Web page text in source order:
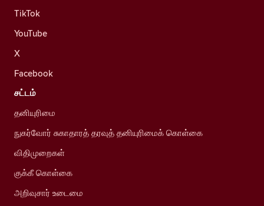
TikTok
YouTube
X
Facebook
சட்டம்
தனியுரிமை
நுகர்வோர் சுகாதாரத் தரவுத் தனியுரிமைக் கொள்கை
விதிமுறைகள்
குக்கீ கொள்கை
அறிவுசார் உடைமை